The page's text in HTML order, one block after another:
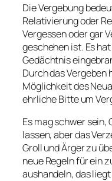
Die Vergebung
Relativierung oder
Vergessen oder gar
geschehen ist. Es
Gedächtnis
Durch das Vergeben
Möglichkeit des
ehrliche Bitte um
Es mag schwer
lassen, aber das
Groll und Ärger zu
neue Regeln für ein
aushandeln, das